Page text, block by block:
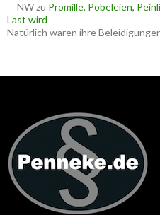
NWzu Promille, Pöbeleien,
Last wird
Natürlich waren ihre